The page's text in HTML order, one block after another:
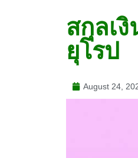
สกุลเ
ยุโรป
August 24,